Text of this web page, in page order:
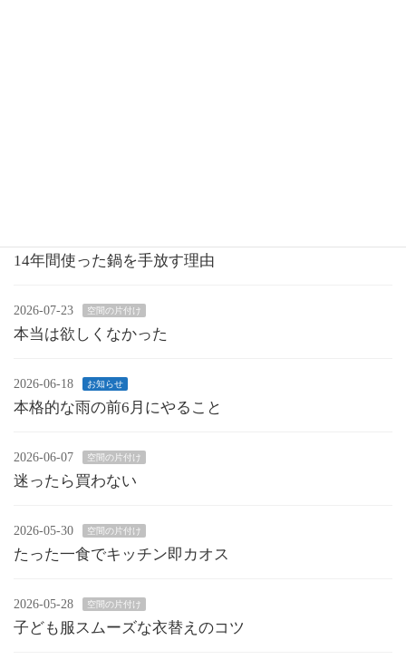
14年間使った鍋を手放す理由
2026-07-23 空間の片付け
本当は欲しくなかった
2026-06-18 お知らせ
本格的な雨の前6月にやること
2026-06-07 空間の片付け
迷ったら買わない
2026-05-30 空間の片付け
たった一食でキッチン即カオス
2026-05-28 空間の片付け
子ども服スムーズな衣替えのコツ